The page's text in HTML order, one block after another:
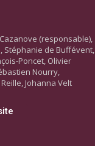
(responsable),
Stéphanie de Buffévent,
Poncet, Olivier
Nourry,
Johanna Velt